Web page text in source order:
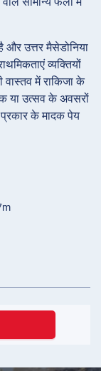
और उत्तर मैसेडोनिया
व्यक्तियों
वास्तव में राकिजा के
या उत्सव के अवसरों
प्रकार के मादक पेय